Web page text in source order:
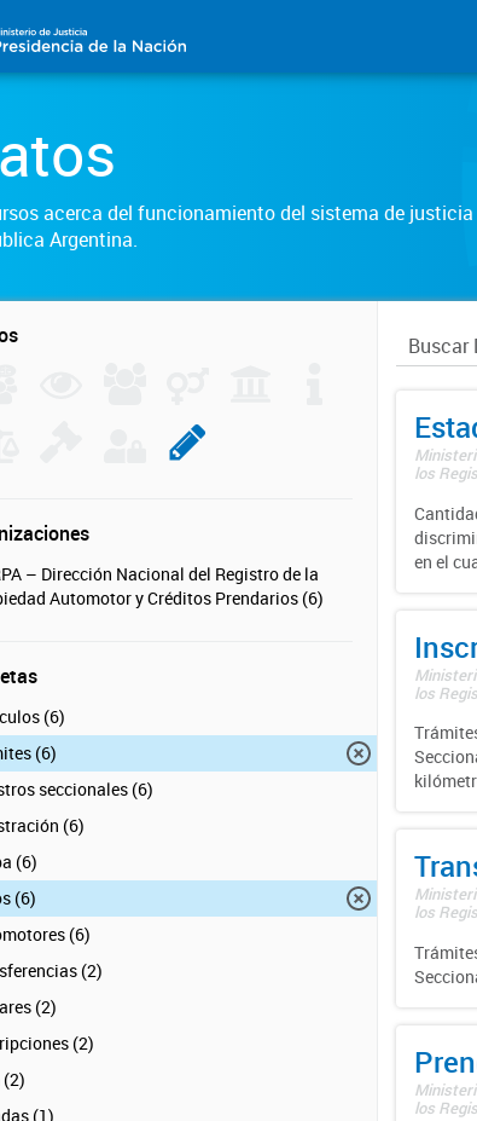
acerca del funcionamiento del sistema de justicia
Argentina.
– Dirección Nacional del Registro de la
Automotor y Créditos Prendarios (6)
(6)
(6)
seccionales (6)
(6)
(6)
(6)
(6)
(2)
(2)
(2)
(1)
los
en el
los
los
los